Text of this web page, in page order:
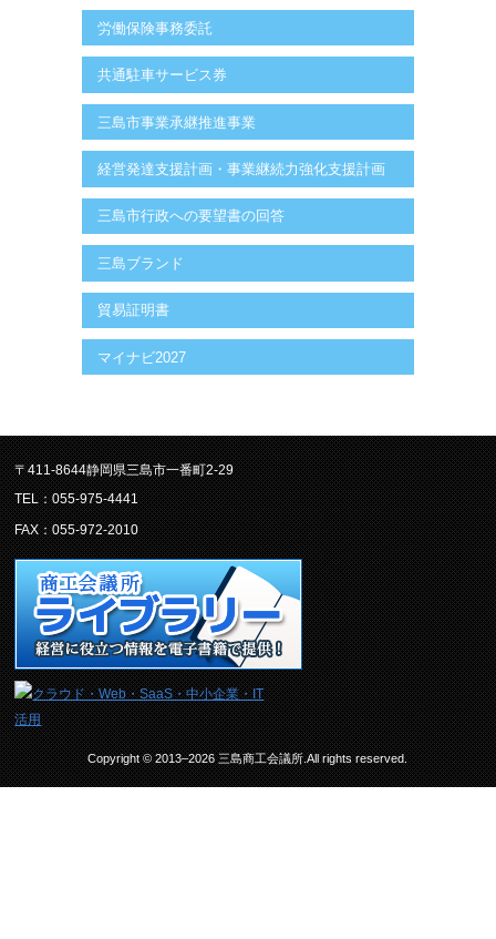
労働保険事務委託
共通駐車サービス券
三島市事業承継推進事業
経営発達支援計画・事業継続力強化支援計画
三島市行政への要望書の回答
三島ブランド
貿易証明書
マイナビ2027
〒411-8644静岡県三島市一番町2-29
TEL：055-975-4441
FAX：055-972-2010
Copyright © 2013–2026 三島商工会議所.All rights reserved.